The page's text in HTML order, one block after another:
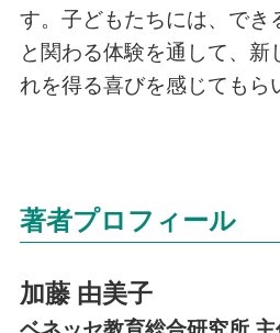
す。子どもたちには、でき
と関わる体験を通して、新
れを得る喜びを感じてもら
著者プロフィール
加藤 由美子